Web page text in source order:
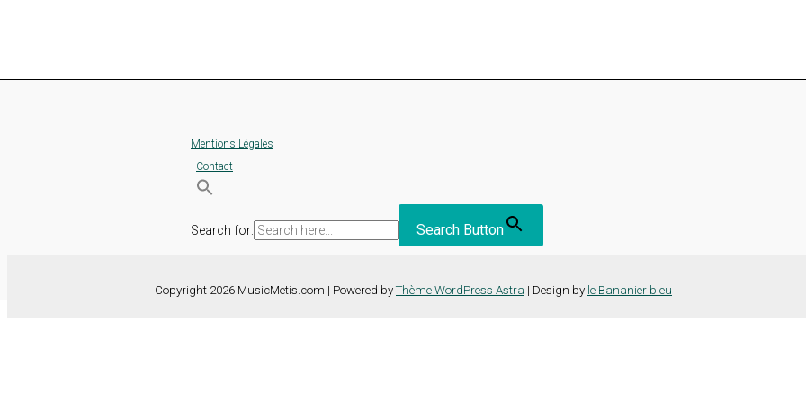
Mentions Légales
Contact
Search for: Search Button
Copyright 2026 MusicMetis.com | Powered by Thème WordPress Astra | Design by le Bananier bleu